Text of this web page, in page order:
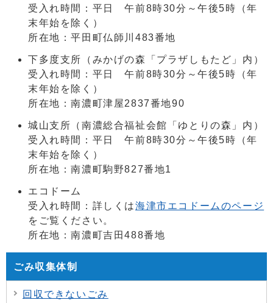
受入れ時間：平日 午前8時30分～午後5時（年
末年始を除く）
所在地：平田町仏師川483番地
下多度支所（みかげの森「プラザしもたど」内）
受入れ時間：平日 午前8時30分～午後5時（年
末年始を除く）
所在地：南濃町津屋2837番地90
城山支所（南濃総合福祉会館「ゆとりの森」内）
受入れ時間：平日 午前8時30分～午後5時（年
末年始を除く）
所在地：南濃町駒野827番地1
エコドーム
受入れ時間：詳しくは海津市エコドームのページ
をご覧ください。
所在地：南濃町吉田488番地
ごみ収集体制
回収できないごみ